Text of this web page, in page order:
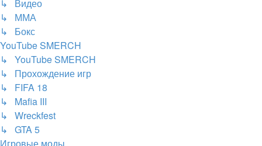
↳ Видео
↳ ММА
↳ Бокс
YouTube SMERCH
↳ YouTube SMERCH
↳ Прохождение игр
↳ FIFA 18
↳ Mafia III
↳ Wreckfest
↳ GTA 5